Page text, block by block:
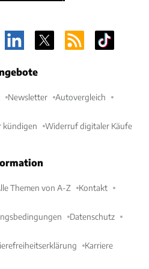
Newsletter Autovergleich
kündigen Widerruf digitaler Käufe
Themen von A-Z Kontakt
Datenschutz
Karriere